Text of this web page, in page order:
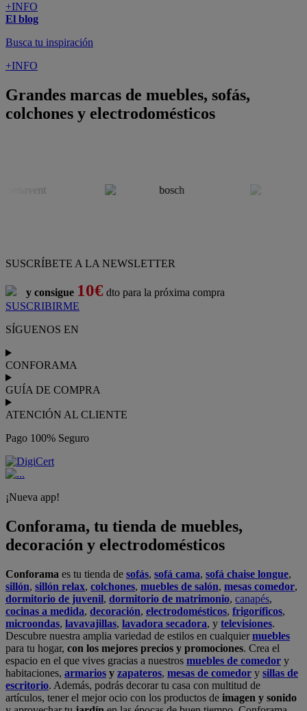
+INFO
El blog
Busca tu inspiración
+INFO
Grandes marcas de muebles, sofás,
colchones y electrodomésticos
SUSCRÍBETE A LA NEWSLETTER
y consigue 10€ dto para la próxima compra
SUSCRIBIRME
SÍGUENOS EN
CONFORAMA
GUÍA DE COMPRA
ATENCIÓN AL CLIENTE
Pago 100% Seguro
¡Nueva app!
Conforama, tu tienda de muebles,
decoración y electrodomésticos
Conforama es tu tienda de sofás, sofá cama, sofá chaise longue,
sillón, sillón relax, colchones, muebles de salón, mesas comedor,
dormitorio de juvenil, dormitorio de matrimonio, canapés,
cocinas a medida, decoración, electrodomésticos, frigoríficos,
microondas, lavavajillas, lavadora secadora, y televisiones.
Descubre nuestra amplia variedad de estilos en cualquiermuebles
para tu hogar, con los mejores precios y promociones. Crea el
espacio en el que vives gracias a nuestros muebles de comedor y
habitaciones, armarios y zapateros, mesas de comedor y sillas de
escritorio. Además, podrás decorar tu casa con multitud de
artículos, tener el mejor ocio con los productos de imagen y sonido